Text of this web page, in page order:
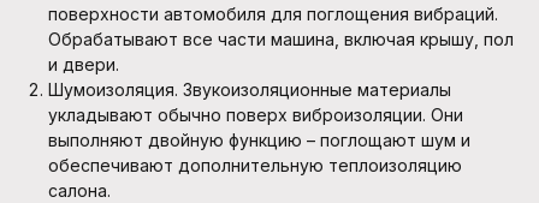
поверхности автомобиля для поглощения вибраций.
Обрабатывают все части машина, включая крышу, пол
и двери.
Шумоизоляция. Звукоизоляционные материалы
укладывают обычно поверх виброизоляции. Они
выполняют двойную функцию – поглощают шум и
обеспечивают дополнительную теплоизоляцию
салона.